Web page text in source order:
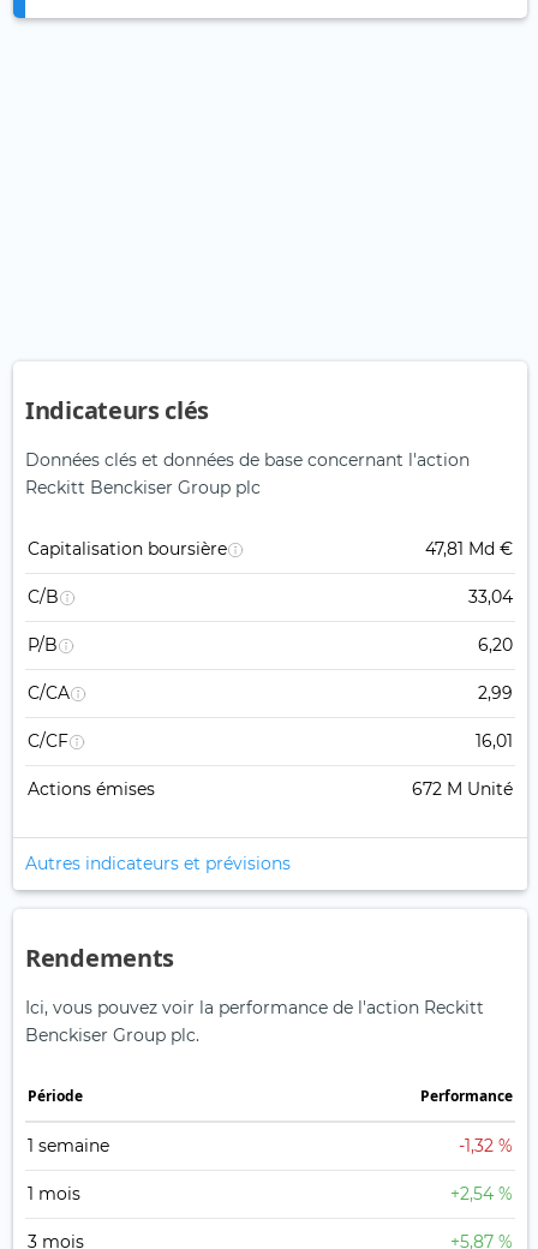
Indicateurs clés
Données clés et données de base concernant l'action
Reckitt Benckiser Group plc
Capitalisation boursière 47,81 Md €
C/B 33,04
P/B 6,20
C/CA 2,99
C/CF 16,01
Actions émises 672 M Unité
Autres indicateurs et prévisions
Rendements
Ici, vous pouvez voir la performance de l'action Reckitt
Benckiser Group plc.
Période Performance
1 semaine -1,32 %
1 mois +2,54 %
3 mois +5,87 %